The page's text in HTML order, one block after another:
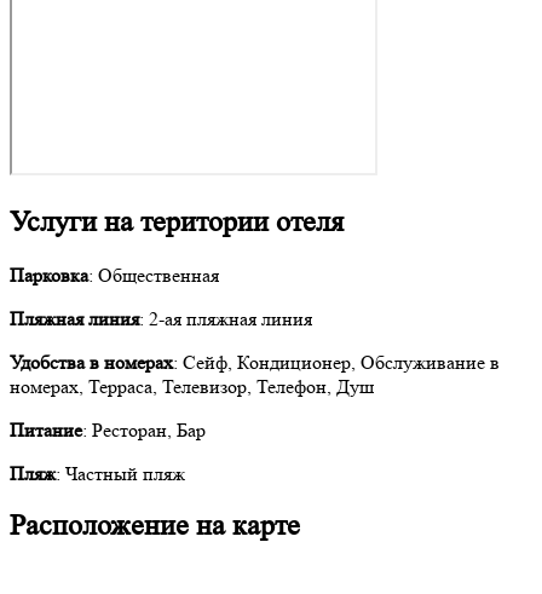
Услуги на територии отеля
Парковка: Общественная
Пляжная линия: 2-ая пляжная линия
Удобства в номерах: Сейф, Кондиционер, Обслуживание в
номерах, Терраса, Телевизор, Телефон, Душ
Питание: Ресторан, Бар
Пляж: Частный пляж
Расположение на карте